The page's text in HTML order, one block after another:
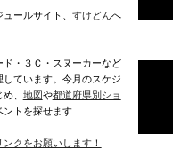
ールサイト、 すけどんへ
ド・３Ｃ・スヌーカーなど
しています。今月のスケジ
、 地図や都道府県別ショ
ントを探せます
クをお願いします！